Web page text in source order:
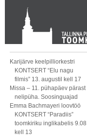
KONTAKT
Toom-Kooli 6, 10130 TALLINN
tallinna.toom@eelk.ee
Karijärve keelpilliorkestri
KONTSERT “Elu nagu
filmis” 13. augustil kell 17
Missa – 11. pühapäev pärast
nelipüha. Soosinguajad
Emma Bachmayeri loovtöö
KONTSERT “Paradiis”
toomkiriku inglikabelis 9.08
kell 13